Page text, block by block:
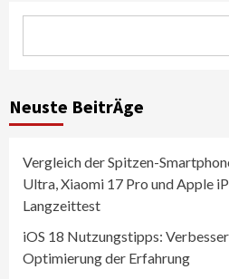
Neuste BeitrÄge
Vergleich der Spitzen-
Ultra, Xiaomi 17 Pro und Apple
Langzeittest
iOS 18 Nutzungstipps:
Optimierung der Erfahrung